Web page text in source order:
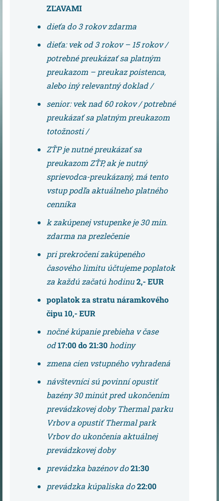
ZĽAVAMI
dieťa do 3 rokov zdarma
dieťa: vek od 3 rokov – 15 rokov /
potrebné preukázať sa platným
preukazom – preukaz poistenca,
alebo iný relevantný doklad /
senior: vek nad 60 rokov / potrebné
preukázať sa platným preukazom
totožnosti /
ZŤP je nutné preukázať sa
preukazom ZŤP, ak je nutný
sprievodca-preukázaný, má tento
vstup podľa aktuálneho platného
cenníka
k zakúpenej vstupenke je 30 min.
zdarma na prezlečenie
pri prekročení zakúpeného
časového limitu účtujeme poplatok
za každú začatú hodinu2,- EUR
poplatok za stratu náramkového
čipu 10,- EUR
nočné kúpanie prebieha v čase
od17:00 do 21:30 hodiny
zmena cien vstupného vyhradená
návštevníci sú povinní opustiť
bazény 30 minút pred ukončením
prevádzkovej doby Thermal parku
Vrbov a opustiť Thermal park
Vrbov do ukončenia aktuálnej
prevádzkovej doby
prevádzka bazénov do21:30
prevádzka kúpaliska do22:00